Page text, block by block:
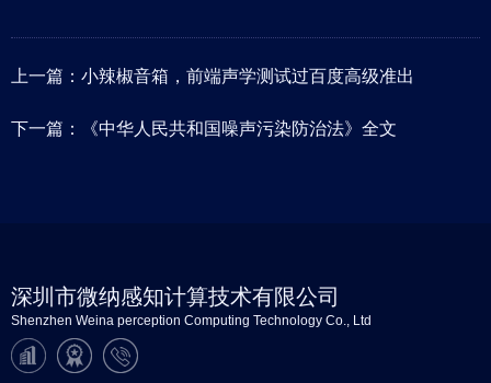
上一篇： 小辣椒音箱，前端声学测试过百度高级准出
下一篇： 《中华人民共和国噪声污染防治法》全文
深圳市微纳感知计算技术有限公司
Shenzhen Weina perception Computing Technology Co., Ltd